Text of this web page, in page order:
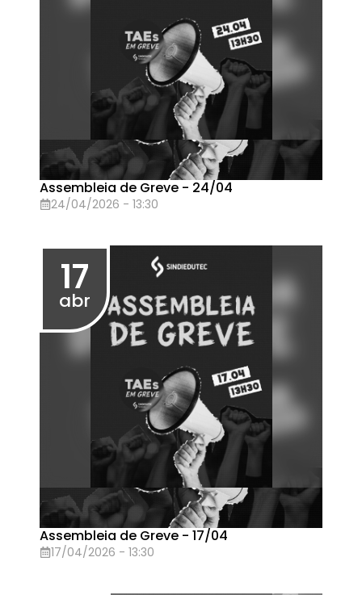
01
1° Encontro de Formação Política Taes em
Greve
01/04/2026 - 15:00
Eventos em Março de 2026